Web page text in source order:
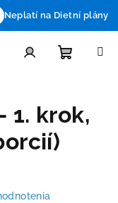
Neplatí na Dietní plány
košík
1. krok,